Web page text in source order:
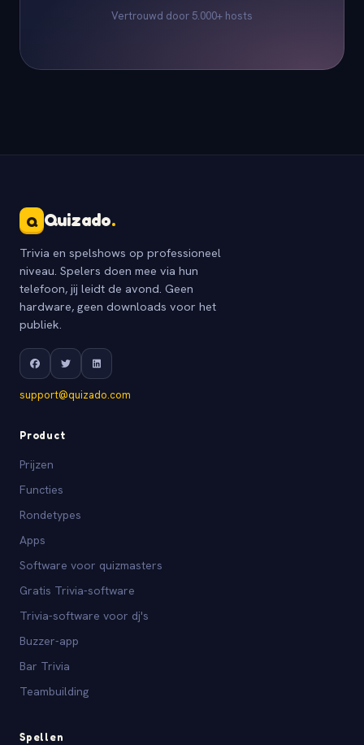
Vertrouwd door 5.000+ hosts
Q Quizado.
Trivia en spelshows op professioneel
niveau. Spelers doen mee via hun
telefoon, jij leidt de avond. Geen
hardware, geen downloads voor het
publiek.
support@quizado.com
Product
Prijzen
Functies
Rondetypes
Apps
Software voor quizmasters
Gratis Trivia-software
Trivia-software voor dj's
Buzzer-app
Bar Trivia
Teambuilding
Spellen